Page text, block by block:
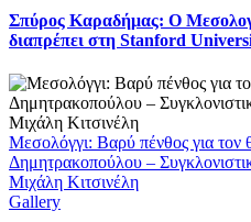
Σπύρος Καραδήμας: Ο
διαπρέπει στη Stanford
Μεσολόγγι: Βαρύ πένθος για τον
Δημητρακοπούλου –
Μιχάλη Κιτσινέλη
Gallery